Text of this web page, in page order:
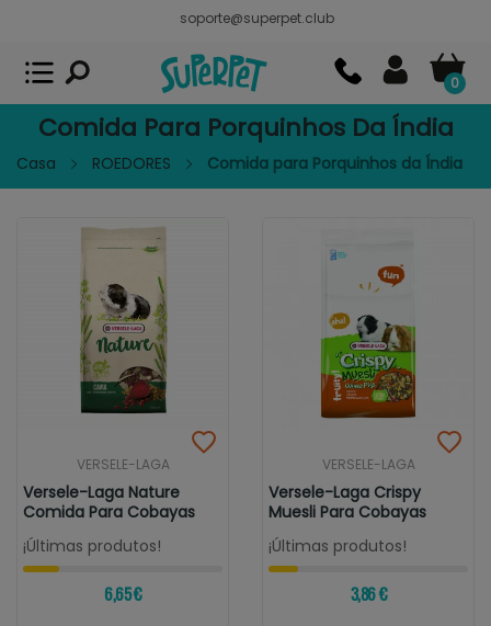
soporte@superpet.club
0
Comida Para Porquinhos Da Índia
Casa ROEDORES Comida para Porquinhos da Índia
VERSELE-LAGA
Versele-Laga Nature
Comida Para Cobayas
¡Últimas produtos!
6,65 €
VERSELE-LAGA
Versele-Laga Crispy
Muesli Para Cobayas
¡Últimas produtos!
3,86 €
Superpet, comida para mascotas
APP GRATIS - En Google Play